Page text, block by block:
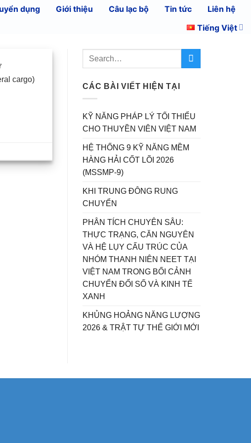
dụng Giới thiệu Câu lạc bộ Tin tức
Liên hệ
Tiếng Việt
cargo)
CÁC BÀI VIẾT HIỆN TẠI
KỸ NĂNG PHÁP LÝ TỐI THIỂU
CHO THUYỀN VIÊN VIỆT NAM
HỆ THỐNG 9 KỸ NĂNG MỀM
HÀNG HẢI CỐT LÕI 2026
(MSSMP-9)
KHI TRUNG ĐÔNG RUNG
CHUYỂN
PHÂN TÍCH CHUYÊN SÂU:
THỰC TRẠNG, CĂN NGUYÊN
VÀ HỆ LỤY CẤU TRÚC CỦA
NHÓM THANH NIÊN NEET TẠI
VIỆT NAM TRONG BỐI CẢNH
CHUYỂN ĐỔI SỐ VÀ KINH TẾ
XANH
KHỦNG HOẢNG NĂNG LƯỢNG
2026 & TRẬT TỰ THẾ GIỚI MỚI